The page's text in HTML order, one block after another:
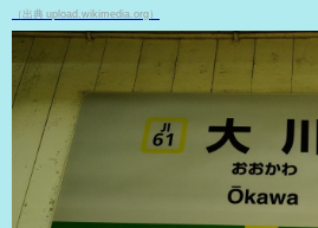
（出典 upload.wikimedia.org）